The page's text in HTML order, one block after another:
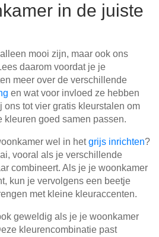
in de juiste
mooi zijn, maar ook ons
daarom voordat je je
meer over de verschillende
en wat voor invloed ze hebben
ons tot vier gratis kleurstalen om
kleuren goed samen passen.
wel in hetgrijs inrichten?
vooral als je verschillende
combineert. Als je je woonkamer
kun je vervolgens een beetje
met kleine kleuraccenten.
geweldig als je je woonkamer
kleurencombinatie past